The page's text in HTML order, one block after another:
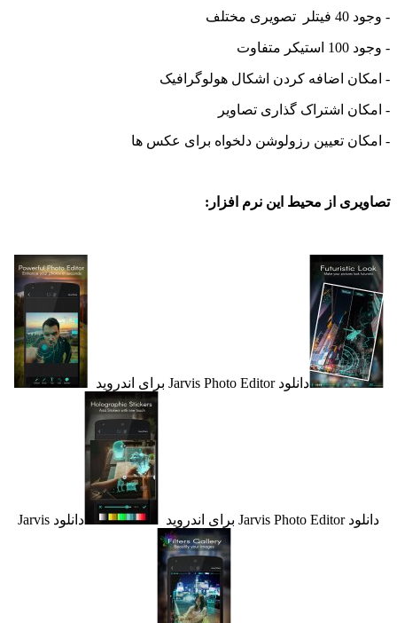
اضافه کردن اشکال هولوگرافیک
اشتراک گذاری تصاویر
تعیین رزولوشن دلخواه برای عکس ها
از محیط این نرم افزار:
دانلود Jarvis Photo Editor برای اندروید
دانلود Jarvis